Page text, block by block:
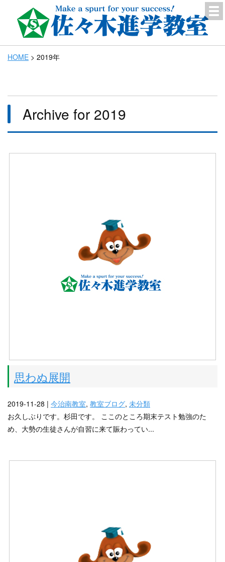
HOME > 2019年
Archive for 2019
思わぬ展開
2019-11-28 | 今治南教室, 教室ブログ, 未分類
お久しぶりです。杉田です。 ここのところ期末テスト勉強のた
め、大勢の生徒さんが自習に来て賑わってい...